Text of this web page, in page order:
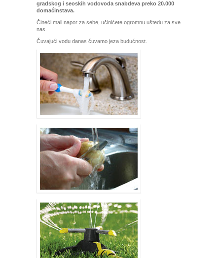
gradskog i seoskih vodovoda snabdeva preko 20.000
domaćinstava.
Čineći mali napor za sebe, učinićete ogromnu uštedu za sve
nas.
Čuvajući vodu danas čuvamo jeza budućnost.